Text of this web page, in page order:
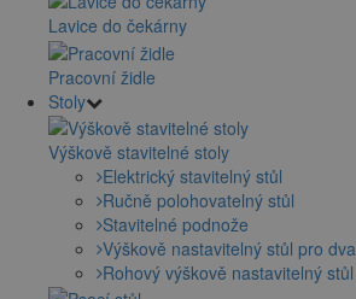
Lavice do čekárny
Pracovní židle
Stoly
Výškově stavitelné stoly
Elektrický stavitelný stůl
Ručně polohovatelný stůl
Stavitelné podnože
Výškově nastavitelný stůl pro dva
Rohový výškově nastavitelný stůl